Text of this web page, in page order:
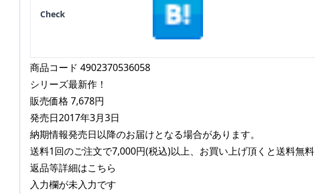
Check
商品コード 4902370536058
シリーズ最新作！
販売価格 7,678円
発売日2017年3月3日
納期情報発売日以降のお届けとなる場合があります。
送料1回のご注文で7,000円(税込)以上、お買い上げ頂くと送料無料
返品等詳細はこちら
入力欄が未入力です